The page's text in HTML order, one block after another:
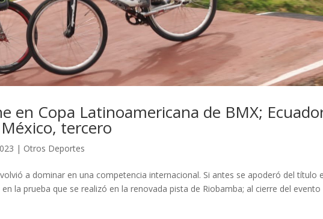
en Copa Latinoamericana de BMX;
tercero
| Otros Deportes
a dominar en una competencia internacional. Si antes se apoderó del título
la prueba que se realizó en la renovada pista de Riobamba; al cierre del